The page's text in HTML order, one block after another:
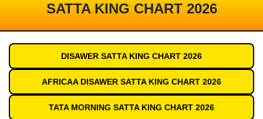
SATTA KING CHART 2026
DISAWER SATTA KING CHART 2026
AFRICAA DISAWER SATTA KING CHART 2026
TATA MORNING SATTA KING CHART 2026